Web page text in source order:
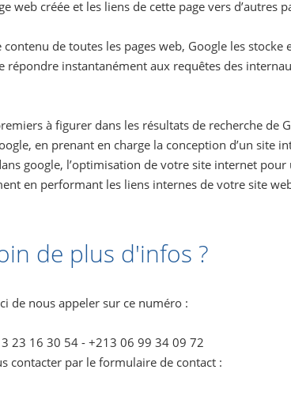
web créée et les liens de cette page vers d’autres
de toutes les pages web, Google les stocke
instantanément aux requêtes des
à figurer dans les résultats de recherche de
en prenant en charge la conception d’un site
google, l’optimisation de votre site internet
en performant les liens internes de votre site
de plus d'infos ?
de nous appeler sur ce numéro :
23 16 30 54 - +213 06 99 34 09 72
contacter par le formulaire de contact :